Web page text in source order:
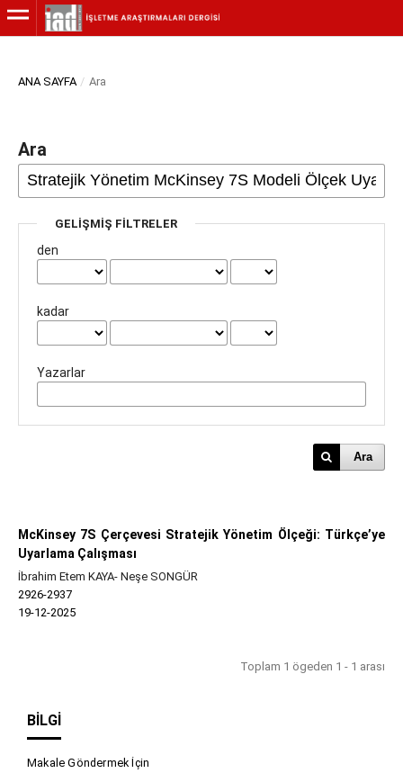
ANA SAYFA / Ara
Ara
GELIŞMIŞ FILTRELER
den
kadar
Yazarlar
Ara
McKinsey 7S Çerçevesi Stratejik Yönetim Ölçeği: Türkçe’ye
Uyarlama Çalışması
İbrahim Etem KAYA- Neşe SONGÜR
2926-2937
19-12-2025
Toplam 1 ögeden 1 - 1 arası
BILGI
Makale Göndermek İçin